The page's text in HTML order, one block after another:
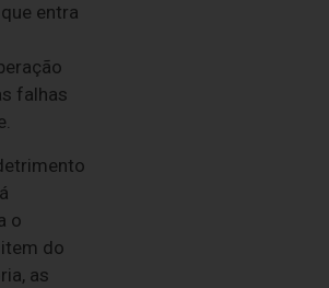
entra
falhas
o
do
as